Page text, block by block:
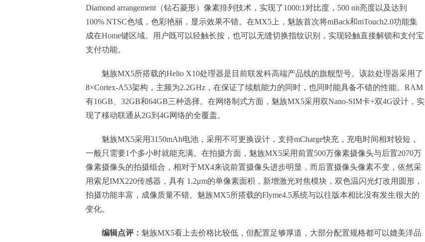
Diamond arrangement（钻石菱形）像素排列技术，实现了1000:1对比度，500 nit亮度以及达到
100% NTSC色域，色彩艳丽，显示效果不错。在MX5上，魅族首次将mBack和mTouch2.0功能集
成在Home键区域。用户既可以轻触长按，也可以无缝切换指纹识别，实现轻触直接解锁和支付宝
支付功能。
魅族MX5所搭载的Helio X10处理器是目前联发科高端产品线的旗舰型号。该款处理器采用了
8×Cortex-A53架构，主频为2.2GHz，在保证了续航能力的同时，也同时能具备不错的性能。RAM
有16GB、32GB和64GB三种选择。在网络制式方面，魅族MX5采用双Nano-SIM卡+双4G设计，实
现了移动联通从2G到4G网络的全覆盖。
魅族MX5采用3150mAh电池，采用不可更换设计，支持mCharge快充，充电时间相对较短，
一般只需要1个多小时就能充满。在拍摄方面，魅族MX5采用前置500万像素摄像头与后置2070万
像素摄像头的拍摄组合，相对于MX4来说前置摄像头进步明显，而后置摄像头像素不变，依然采
用索尼IMX220传感器，具有 1.2μm的单像素面积，新增激光对焦模块，双色温闪光灯改用圆形，
拍摄功能丰富，成像质量不错。魅族MX5所搭载的Flyme4.5系统与以往版本相比没有发生很大的
变化。
编辑点评： 魅族MX5看上去价格比较低，但配置足够厚道，大部分配置规格都可以媲美洋品